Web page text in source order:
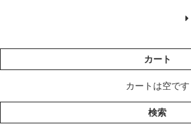
カート
カートは空です
検索